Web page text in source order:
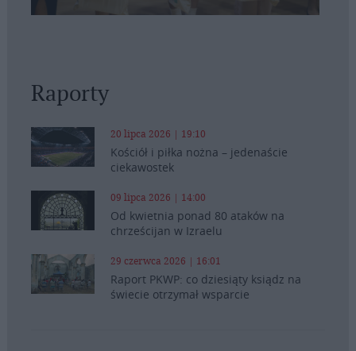
Raporty
20 lipca 2026 | 19:10
Kościół i piłka nożna – jedenaście
ciekawostek
09 lipca 2026 | 14:00
Od kwietnia ponad 80 ataków na
chrześcijan w Izraelu
29 czerwca 2026 | 16:01
Raport PKWP: co dziesiąty ksiądz na
świecie otrzymał wsparcie